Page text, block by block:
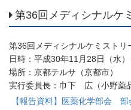
第36回メディシナルケ
第36回メディシナルケミストリ
日時：平成30年11月28日（水）
場所：京都テルサ（京都市）
実行委員長：巾下 広（小野薬
【報告資料】医薬化学部会 部